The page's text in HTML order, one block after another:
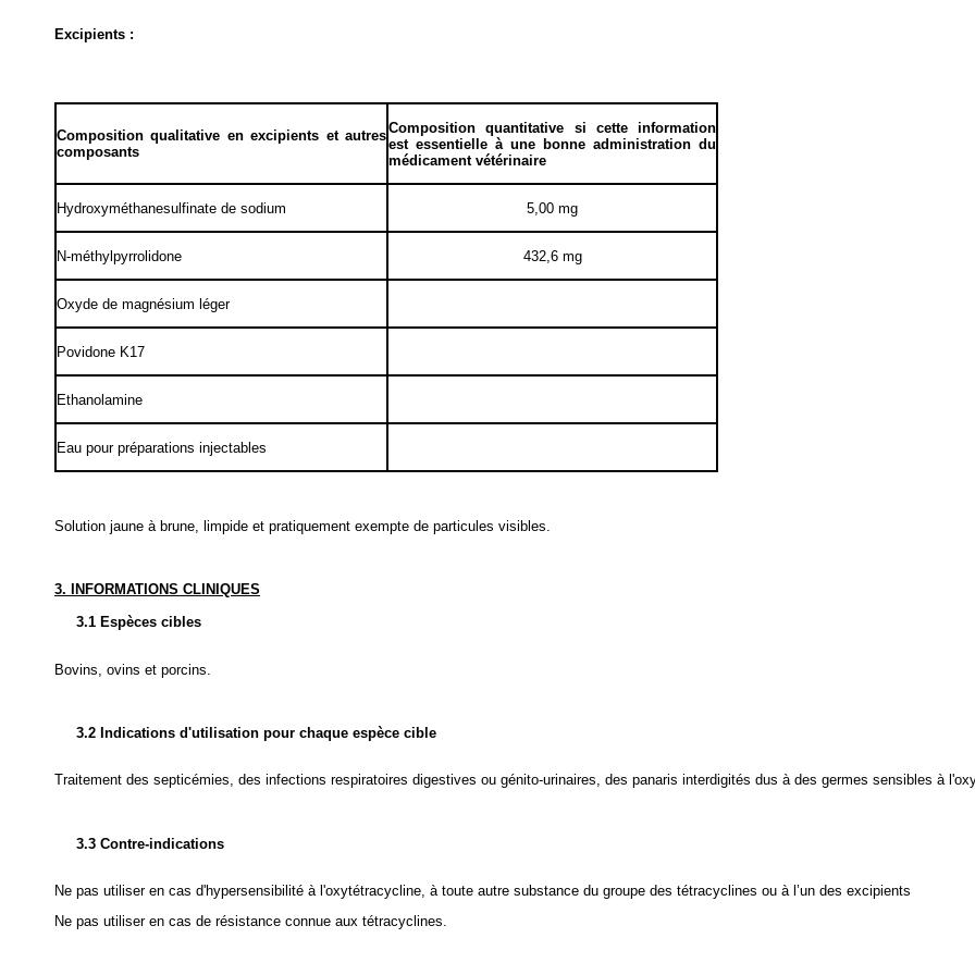
Excipients :
Composition qualitative en excipients et autres
composants
Composition quantitative si cette information
est essentielle à une bonne administration du
médicament vétérinaire
Hydroxyméthanesulfinate de sodium 5,00 mg
N-méthylpyrrolidone 432,6 mg
Oxyde de magnésium léger
Povidone K17
Ethanolamine
Eau pour préparations injectables
Solution jaune à brune, limpide et pratiquement exempte de particules visibles.
3. INFORMATIONS CLINIQUES
3.1 Espèces cibles
Bovins, ovins et porcins.
3.2 Indications d'utilisation pour chaque espèce cible
Traitement des septicémies, des infections respiratoires digestives ou génito-urinaires, des panaris interdigités dus à des germes sensibles à
3.3 Contre-indications
Ne pas utiliser en cas d'hypersensibilité à l'oxytétracycline, à toute autre substance du groupe des tétracyclines ou à l’un des excipients
Ne pas utiliser en cas de résistance connue aux tétracyclines.